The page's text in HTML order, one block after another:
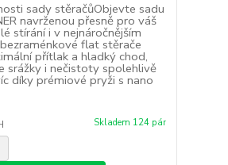
sady stěračůObjevte sadu
navrženou přesně pro váš
stírání i v nejnáročnějším
flat stěrače
přítlak a hladký chod,
srážky i nečistoty spolehlivě
díky prémiové pryži s nano
Skladem 124 pár